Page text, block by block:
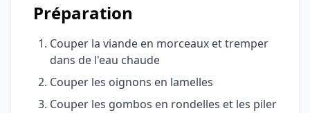
Préparation
Couper la viande en morceaux et tremper
dans de l'eau chaude
Couper les oignons en lamelles
Couper les gombos en rondelles et les piler